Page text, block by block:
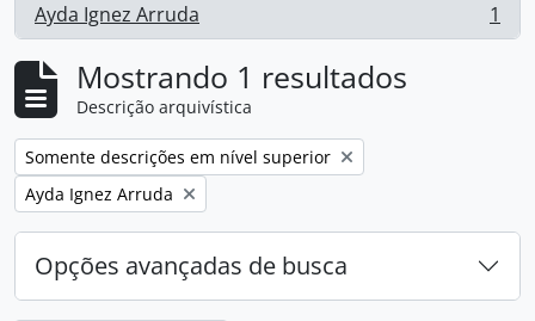
Ayda Ignez Arruda
, 1 resultados 1
Mostrando 1 resultados
Descrição arquivística
Remover filtro:
Somente descrições em nível superior
Remover filtro:
Ayda Ignez Arruda
Opções avançadas de busca